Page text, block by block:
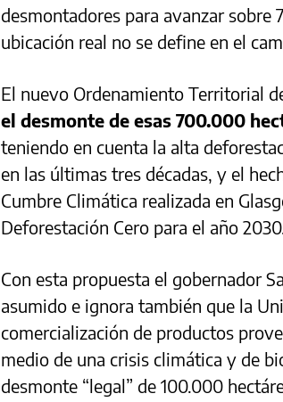
desmontadores para avanzar sobre
ubicación real no se define en el
El nuevo Ordenamiento Territorial
el desmonte de esas 700.000
teniendo en cuenta la alta
en las últimas tres décadas, y el
Cumbre Climática realizada en
Deforestación Cero para el año 2030.
Con esta propuesta el gobernador
asumido e ignora también que la
comercialización de productos
medio de una crisis climática y de
desmonte “legal” de 100.000